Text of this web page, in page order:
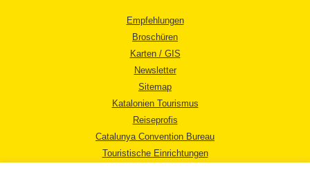
Empfehlungen
Broschüren
Karten / GIS
Newsletter
Sitemap
Katalonien Tourismus
Reiseprofis
Catalunya Convention Bureau
Touristische Einrichtungen